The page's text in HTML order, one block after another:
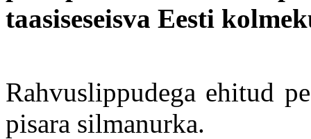
taasiseseisva Eesti
Rahvuslippudega ehitud
pisara silmanurka.